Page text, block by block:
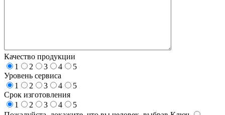
Качество продукции
1
2 3 4
5
Уровень сервиса
1
2 3 4
5
Срок изготовления
1
2 3 4
5